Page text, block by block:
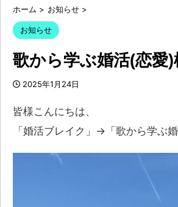
ホーム > お知らせ >
お知らせ
歌から学ぶ婚活(恋愛)
2025年1月24日
皆様こんにちは、
「婚活ブレイク」→「歌から学ぶ